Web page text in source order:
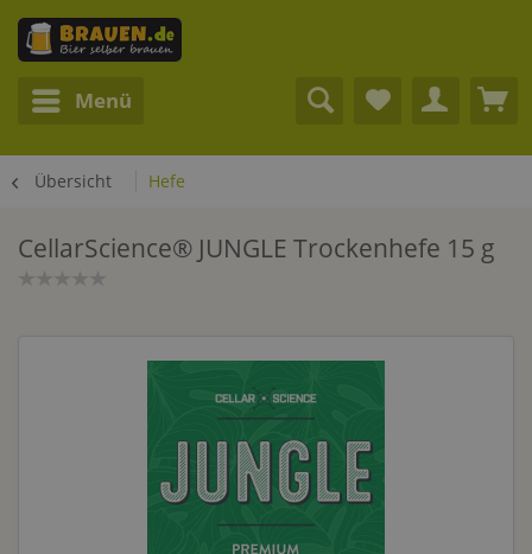
Menü
Übersicht Hefe
CellarScience® JUNGLE Trockenhefe 15 g